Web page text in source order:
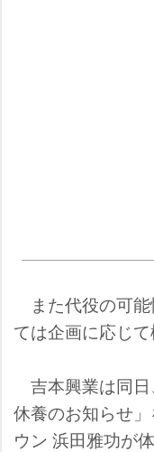
また代役の可能
ては企画に応じて
吉本興業は同
休養のお知らせ
ウン 浜田雅功が